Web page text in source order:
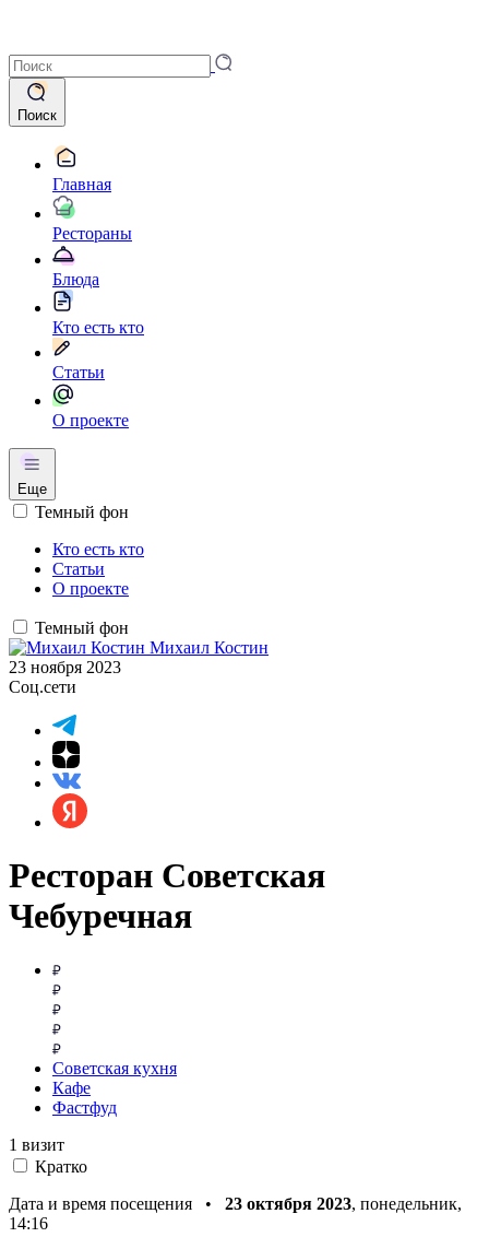
Поиск
Главная
Рестораны
Блюда
Кто есть кто
Статьи
О проекте
Еще
Темный фон
Кто есть кто
Статьи
О проекте
Темный фон
Михаил Костин
23 ноября 2023
Соц.сети
Ресторан Советская
Чебуречная
Советская кухня
Кафе
Фастфуд
1 визит
Кратко
Дата и время посещения • 23 октября 2023, понедельник,
14:16